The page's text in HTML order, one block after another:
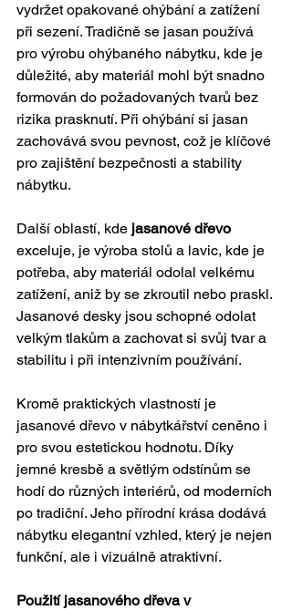
vydržet opakované ohýbání a zatížení
při sezení. Tradičně se jasan používá
pro výrobu ohýbaného nábytku, kde je
důležité, aby materiál mohl být snadno
formován do požadovaných tvarů bez
rizika prasknutí. Při ohýbání si jasan
zachovává svou pevnost, což je klíčové
pro zajištění bezpečnosti a stability
nábytku.
Další oblastí, kde jasanové dřevo
exceluje, je výroba stolů a lavic, kde je
potřeba, aby materiál odolal velkému
zatížení, aniž by se zkroutil nebo praskl.
Jasanové desky jsou schopné odolat
velkým tlakům a zachovat si svůj tvar a
stabilitu i při intenzivním používání.
Kromě praktických vlastností je
jasanové dřevo v nábytkářství ceněno i
pro svou estetickou hodnotu. Díky
jemné kresbě a světlým odstínům se
hodí do různých interiérů, od moderních
po tradiční. Jeho přírodní krása dodává
nábytku elegantní vzhled, který je nejen
funkční, ale i vizuálně atraktivní.
Použití jasanového dřeva v